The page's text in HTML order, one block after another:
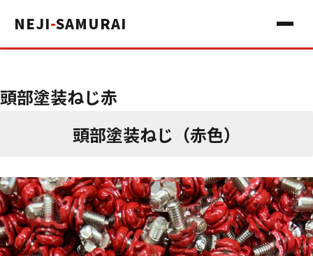
NEJI-SAMURAI
頭部塗装ねじ赤
頭部塗装ねじ（赤色）